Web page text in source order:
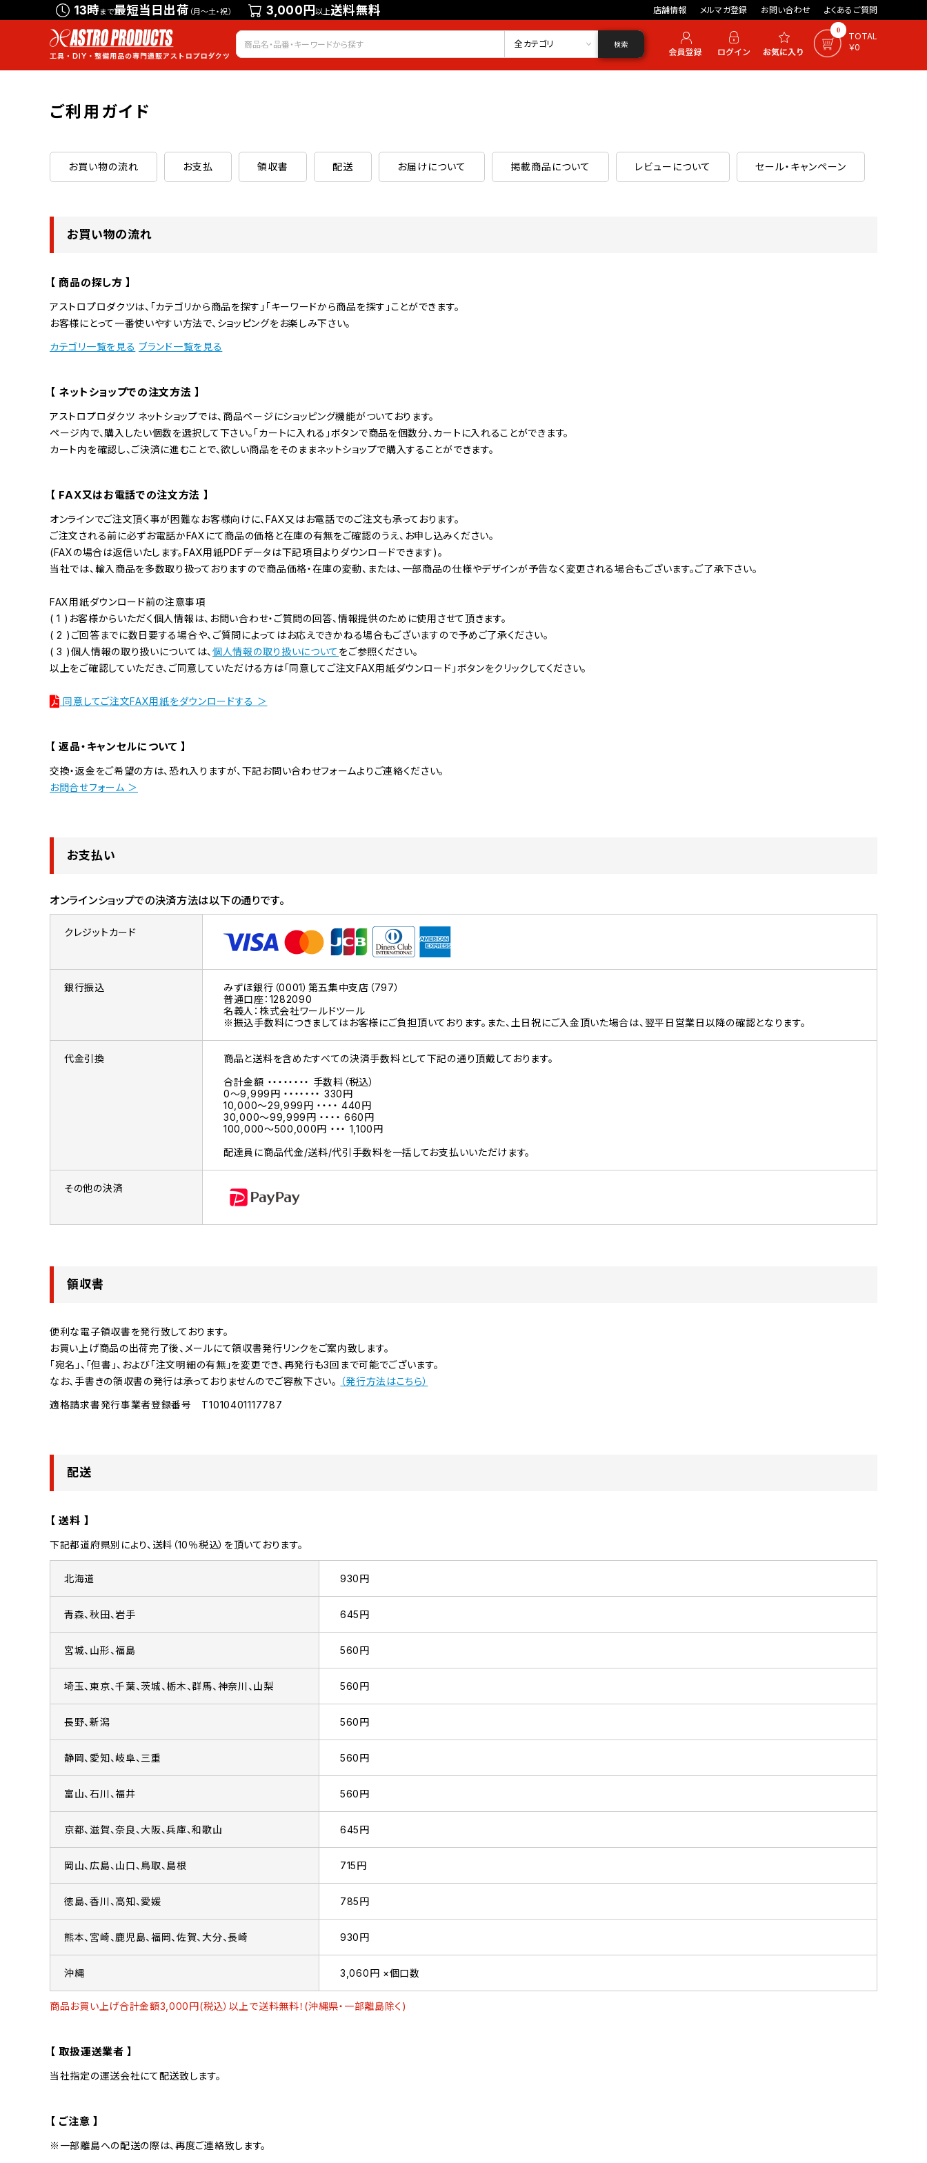
13時まで最短当日出荷 （月～土・祝） 3,000円以上送料無料 店舗情報 メルマガ登録 お問い合わせ よくあるご質問
会員登録 ログイン お気に入り 0
TOTAL
￥0
全カテゴリ 検索
ご利用ガイド
お買い物の流れ お支払 領収書 配送 お届けについて 掲載商品について レビューについて セール・キャンペーン
お買い物の流れ
【 商品の探し方 】
アストロプロダクツは、「カテゴリから商品を探す」「キーワードから商品を探す」ことができます。
お客様にとって一番使いやすい方法で、ショッピングをお楽しみ下さい。
カテゴリ一覧を見る ブランド一覧を見る
【 ネットショップでの注文方法 】
アストロプロダクツ ネットショップでは、商品ページにショッピング機能がついております。
ページ内で、購入したい個数を選択して下さい。「カートに入れる」ボタンで商品を個数分、カートに入れることができます。
カート内を確認し、ご決済に進むことで、欲しい商品をそのままネットショップで購入することができます。
【 FAX又はお電話での注文方法 】
オンラインでご注文頂く事が困難なお客様向けに、FAX又はお電話でのご注文も承っております。
ご注文される前に必ずお電話かFAXにて商品の価格と在庫の有無をご確認のうえ、お申し込みください。
(FAXの場合は返信いたします。FAX用紙PDFデータは下記項目よりダウンロードできます)。
当社では、輸入商品を多数取り扱っておりますので商品価格・在庫の変動、または、一部商品の仕様やデザインが予告なく変更される場合もございます。ご了承下さい。
FAX用紙ダウンロード前の注意事項
( 1 )お客様からいただく個人情報は、お問い合わせ・ご質問の回答、情報提供のために使用させて頂きます。
( 2 )ご回答までに数日要する場合や、ご質問によってはお応えできかねる場合もございますので予めご了承ください。
( 3 )個人情報の取り扱いについては、 個人情報の取り扱いについて をご参照ください。
以上をご確認していただき、ご同意していただける方は「同意してご注文FAX用紙ダウンロード」ボタンをクリックしてください。
同意してご注文FAX用紙をダウンロードする ＞
【 返品・キャンセルについて 】
交換・返金をご希望の方は、恐れ入りますが、下記お問い合わせフォームよりご連絡ください。
お問合せフォーム ＞
お支払い
オンラインショップでの決済方法は以下の通りです。
クレジットカード
銀行振込
みずほ銀行（0001）第五集中支店（797）
普通口座：1282090
名義人：株式会社ワールドツール
※振込手数料につきましてはお客様にご負担頂いております。また、土日祝にご入金頂いた場合は、翌平日営業日以降の確認となります。
代金引換
商品と送料を含めたすべての決済手数料として下記の通り頂戴しております。
合計金額 ・・・・・・・・ 手数料（税込）
0～9,999円 ・・・・・・・ 330円
10,000～29,999円 ・・・・ 440円
30,000～99,999円 ・・・・ 660円
100,000～500,000円 ・・・ 1,100円
配達員に商品代金/送料/代引手数料を一括してお支払いいただけます。
その他の決済
領収書
便利な電子領収書を発行致しております。
お買い上げ商品の出荷完了後、メールにて領収書発行リンクをご案内致します。
「宛名」、「但書」、および「注文明細の有無」を変更でき、再発行も3回まで可能でございます。
なお、手書きの領収書の発行は承っておりませんのでご容赦下さい。
（発行方法はこちら）
適格請求書発行事業者登録番号 T1010401117787
配送
【 送料 】
下記都道府県別により、送料（10％税込）を頂いております。
北海道 930円
青森、秋田、岩手 645円
宮城、山形、福島 560円
埼玉、東京、千葉、茨城、栃木、群馬、神奈川、山梨 560円
長野、新潟 560円
静岡、愛知、岐阜、三重 560円
富山、石川、福井 560円
京都、滋賀、奈良、大阪、兵庫、和歌山 645円
岡山、広島、山口、鳥取、島根 715円
徳島、香川、高知、愛媛 785円
熊本、宮崎、鹿児島、福岡、佐賀、大分、長崎 930円
沖縄 3,060円 ×個口数
商品お買い上げ合計金額3,000円(税込）以上で送料無料！(沖縄県・一部離島除く)
【 取扱運送業者 】
当社指定の運送会社にて配送致します。
【 ご注意 】
※一部離島への配送の際は、再度ご連絡致します。